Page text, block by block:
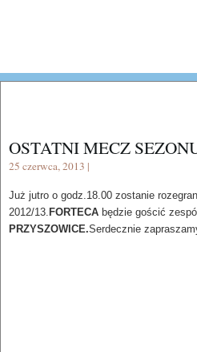
OSTATNI MECZ
25 czerwca, 2013 |
Już jutro o godz.18.00 zostanie
2012/13. FORTECA będzie gościć
PRZYSZOWICE.Serdecznie